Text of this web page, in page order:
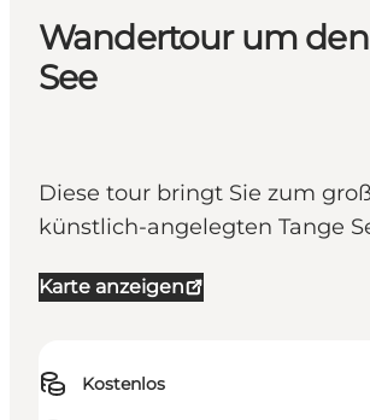
Wandertour um
See
Diese tour bringt Sie zum
künstlich-angelegten Tange
Karte anzeigen
Kostenlos